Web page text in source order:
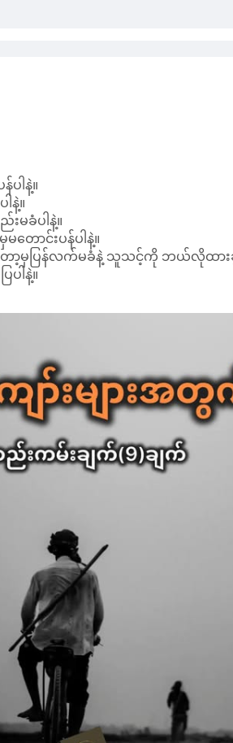
နဲ့။
ခံပါနဲ့။
ောင်းပန်ပါနဲ့။
မှပြန်လက်မခံနဲ့ သူသင့်ကို ဘယ်လိုထားခဲ့
ါနဲ့။
တော့မှခွင့်မပြုပါနဲ့။
င်း ဘယ်တော့မှမလုပ်ပါနဲ့။။